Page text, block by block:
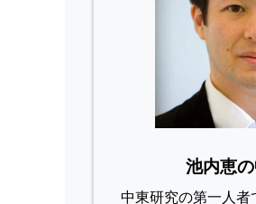
池内恵
中東研究の第⼀⼈者